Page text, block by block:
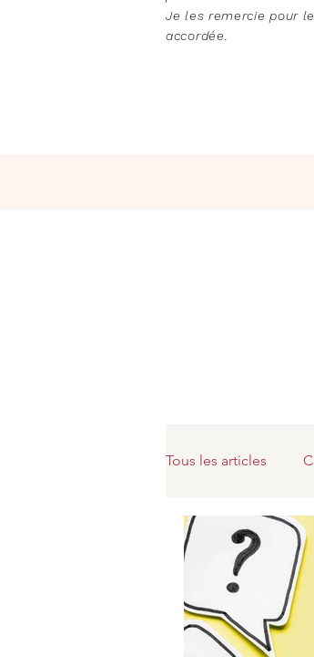
Je les remercie pour
accordée.
Tous les articles